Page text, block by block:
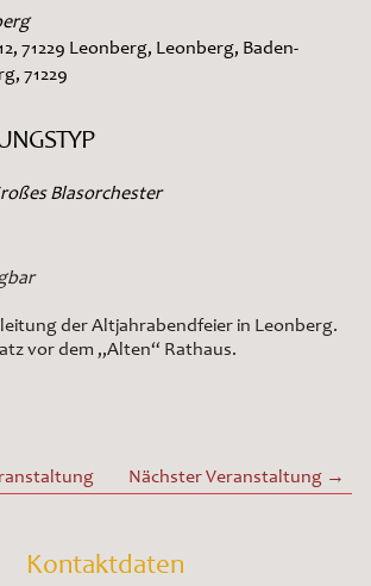
71229 Leonberg, Leonberg, Baden-
71229
Blasorchester
der Altjahrabendfeier in Leonberg.
vor dem „Alten“ Rathaus.
Nächster Veranstaltung →
Kontaktdaten